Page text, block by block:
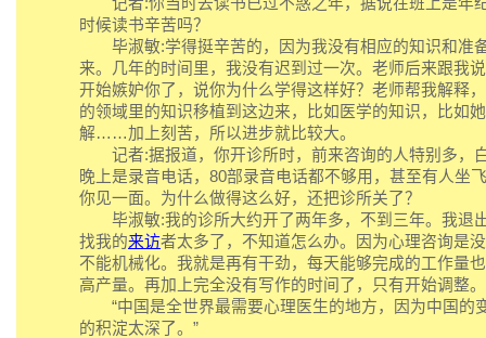
时候读书辛苦吗？
毕淑敏:学得挺辛苦的，因为我没有相应的知识和准
来。几年的时间里，我没有迟到过一次。老师后来跟我
开始嫉妒你了，说你为什么学得这样好？老师帮我解释
的领域里的知识移植到这边来，比如医学的知识，比如
解……加上刻苦，所以进步就比较大。
记者:据报道，你开诊所时，前来咨询的人特别多，
晚上是录音电话，80部录音电话都不够用，甚至有人坐
你见一面。为什么做得这么好，还把诊所关了？
毕淑敏:我的诊所大约开了两年多，不到三年。我退
找我的来访者太多了，不知道怎么办。因为心理咨询是
不能机械化。我就是再有干劲，每天能够完成的工作量
高产量。再加上完全没有写作的时间了，只有开始调整。
“中国是全世界最需要心理医生的地方，因为中国的
的积淀太深了。”